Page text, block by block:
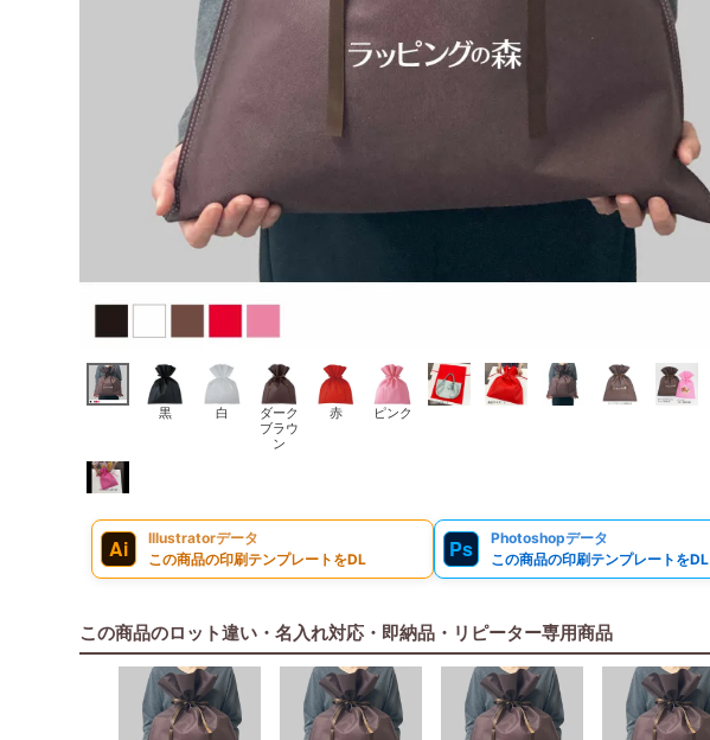
黒 白
ダーク
ブラウ
ン
赤 ピンク
Ai
Illustratorデータ
この商品の印刷テンプレートをDL
Ps
Photoshopデータ
この商品の印刷テンプレートをDL
この商品のロット違い・名入れ対応・即納品・リピーター専用商品